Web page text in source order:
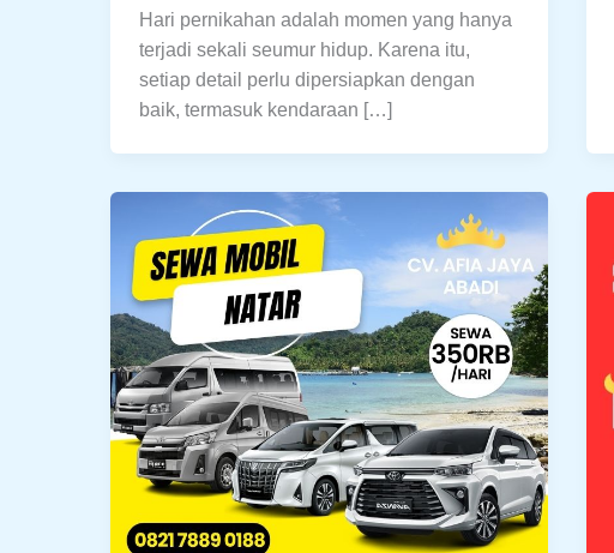
Hari pernikahan adalah momen yang hanya
terjadi sekali seumur hidup. Karena itu,
setiap detail perlu dipersiapkan dengan
baik, termasuk kendaraan […]